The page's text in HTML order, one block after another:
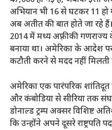
अभियान भी 16 से घटकर 11 हो
अब अतीत की बात होते जा रहे
2014 में मध्य अफ़्रीकी
बनाया था। अमेरिका के आदेश
कटौती करने से मदद नहीं मिलती
अमेरिका एक पारंपरिक
और कंबोडिया से सीरिया तक
डोनाल्ड ट्रम्प अक्सर विशिष्ट
कि उन्होंने अपने दूसरे